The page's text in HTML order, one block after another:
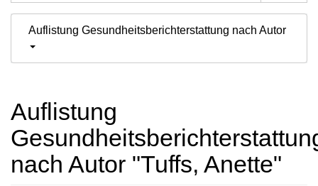
Auflistung Gesundheitsberichterstattung nach Autor
Auflistung
nach Autor "Tuffs, Anette"